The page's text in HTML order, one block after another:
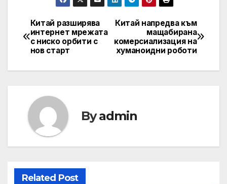
Post
navigation
Китай напредва към
мащабирана
комерсиализация на
хуманоидни роботи
Китай разширява
интернет мрежата
с ниско орбити с
нов старт
Byadmin
Related Post